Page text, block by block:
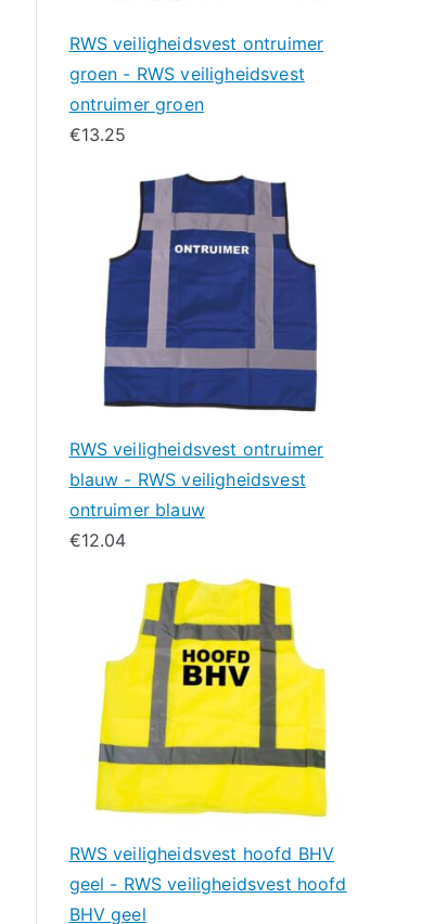
RWS veiligheidsvest ontruimer
groen - RWS veiligheidsvest
ontruimer groen
€13.25
RWS veiligheidsvest ontruimer
blauw - RWS veiligheidsvest
ontruimer blauw
€12.04
RWS veiligheidsvest hoofd BHV
geel - RWS veiligheidsvest hoofd
BHV geel